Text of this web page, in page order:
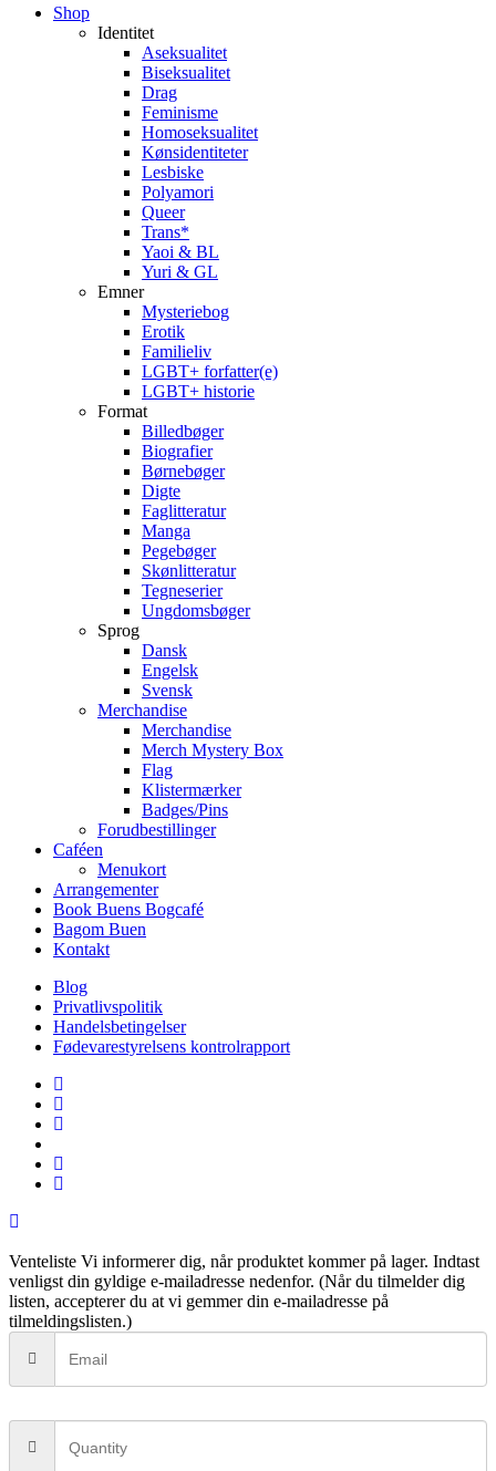
Close
Shop
Identitet
Aseksualitet
Biseksualitet
Drag
Feminisme
Homoseksualitet
Kønsidentiteter
Lesbiske
Polyamori
Queer
Trans*
Yaoi & BL
Yuri & GL
Emner
Mysteriebog
Erotik
Familieliv
LGBT+ forfatter(e)
LGBT+ historie
Format
Billedbøger
Biografier
Børnebøger
Digte
Faglitteratur
Manga
Pegebøger
Skønlitteratur
Tegneserier
Ungdomsbøger
Sprog
Dansk
Engelsk
Svensk
Merchandise
Merchandise
Merch Mystery Box
Flag
Klistermærker
Badges/Pins
Forudbestillinger
Caféen
Menukort
Arrangementer
Book Buens Bogcafé
Bagom Buen
Kontakt
Blog
Privatlivspolitik
Handelsbetingelser
Fødevarestyrelsens kontrolrapport
facebook
linkedin
instagram
phone
email
Venteliste Vi informerer dig, når produktet kommer på lager. Indtast
venligst din gyldige e-mailadresse nedenfor. (Når du tilmelder dig
listen, accepterer du at vi gemmer din e-mailadresse på
tilmeldingslisten.)